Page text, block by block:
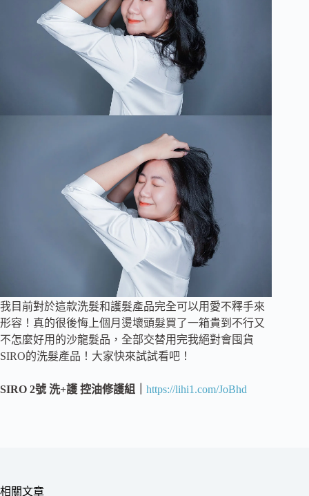
我目前對於這款洗髮和護髮產品完全可以用愛不釋手來
形容！真的很後悔上個月燙壞頭髮買了一箱貴到不行又
不怎麼好用的沙龍髮品，全部交替用完我絕對會囤貨
SIRO的洗髮產品！大家快來試試看吧！
SIRO 2號 洗+護 控油修護組｜ https://lihi1.com/JoBhd
相關文章